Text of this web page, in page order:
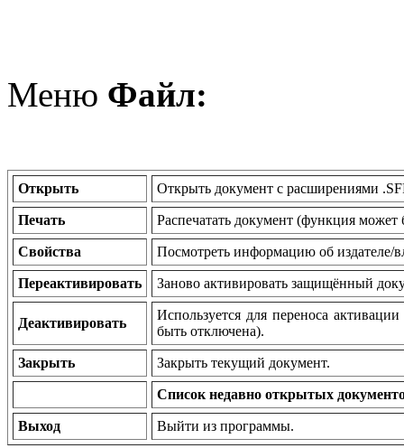
Меню Файл:
Открыть Открыть документ с расширениями
Печать Распечатать документ (функция может
Свойства Посмотреть информацию об издателе/
Переактивировать Заново активировать защищённый
Деактивировать
Используется для переноса
быть отключена).
Закрыть Закрыть текущий документ.
Список недавно открытых
Выход Выйти из программы.